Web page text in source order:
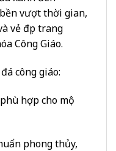
vượt thời gian,
vẻ đẹp trang
Công Giáo.
công giáo:
hợp cho mộ
phong thủy,